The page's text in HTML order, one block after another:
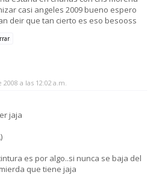
casi angeles 2009 bueno espero
deir que tan cierto es eso besooss
a las 12:02 a.m.
jaja
es por algo..si nunca se baja del
que tiene jaja